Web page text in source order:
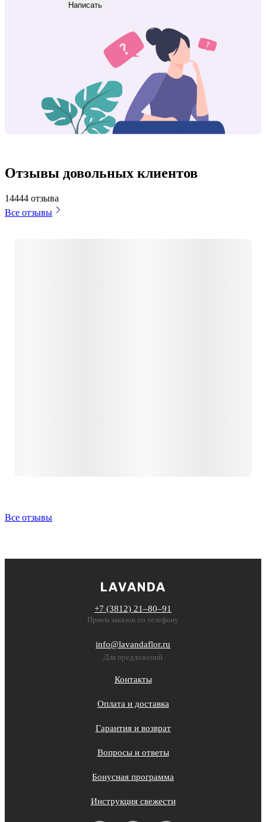
Написать
Отзывы довольных клиентов
14444 отзыва
Все отзывы
Все отзывы
+7 (3812) 21‒80‒91
Прием заказов по телефону
info@lavandaflor.ru
Для предложений
Контакты
Оплата и доставка
Гарантия и возврат
Вопросы и ответы
Бонусная программа
Инструкция свежести